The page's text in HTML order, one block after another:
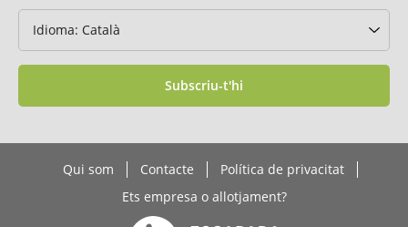
Subscriu-t'hi
Qui som Contacte
Política de privacitat
Ets empresa o allotjament?